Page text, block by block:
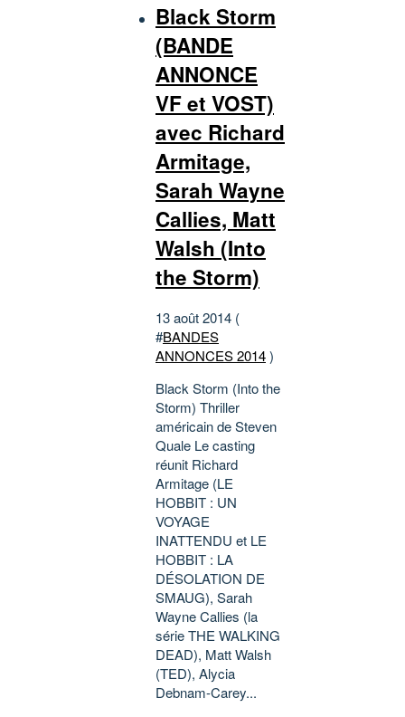
Black Storm
(BANDE
ANNONCE
VF et VOST)
avec Richard
Armitage,
Sarah Wayne
Callies, Matt
Walsh (Into
the Storm)
13 août 2014 (
#BANDES
ANNONCES 2014)
Black Storm (Into the
Storm) Thriller
américain de Steven
Quale Le casting
réunit Richard
Armitage (LE
HOBBIT : UN
VOYAGE
INATTENDU et LE
HOBBIT : LA
DÉSOLATION DE
SMAUG), Sarah
Wayne Callies (la
série THE WALKING
DEAD), Matt Walsh
(TED), Alycia
Debnam-Carey...